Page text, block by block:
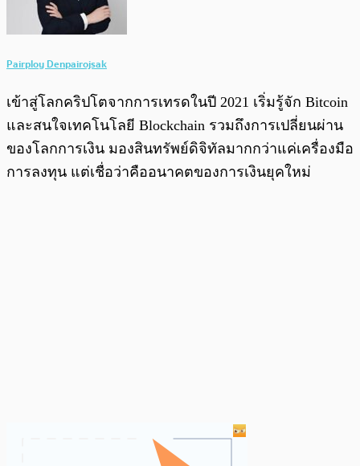
Pairploy Denpairojsak
เข้าสู่โลกคริปโตจากการเทรดในปี 2021 เริ่มรู้จัก Bitcoin
และสนใจเทคโนโลยี Blockchain รวมถึงการเปลี่ยนผ่าน
ของโลกการเงิน มองสินทรัพย์ดิจิทัลมากกว่าแค่เครื่องมือ
การลงทุน แต่เชื่อว่าคืออนาคตของการเงินยุคใหม่